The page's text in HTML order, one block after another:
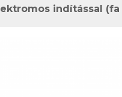
indítással (fa